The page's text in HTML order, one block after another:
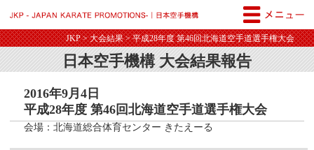
JKP>大会結果> 平成28年度 第46回北海道空手道選手権大会
日本空手機構 大会結果報告
2016年9月4日
平成28年度 第46回北海道空手道選手権大会
会場：北海道総合体育センター きたえーる